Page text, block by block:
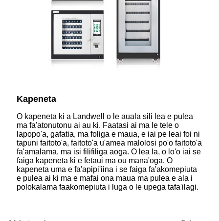
Kapeneta
O kapeneta ki a Landwell o le auala sili lea e pulea
ma fa'atonutonu ai au ki. Faatasi ai ma le tele o
lapopo'a, gafatia, ma foliga e maua, e iai pe leai foi ni
tapuni faitoto'a, faitoto'a u'amea malolosi po'o faitoto'a
fa'amalama, ma isi filifiliga aoga. O lea la, o lo'o iai se
faiga kapeneta ki e fetaui ma ou mana'oga. O
kapeneta uma e fa'apipi'iina i se faiga fa'akomepiuta
e pulea ai ki ma e mafai ona maua ma pulea e ala i
polokalama faakomepiuta i luga o le upega tafa'ilagi.